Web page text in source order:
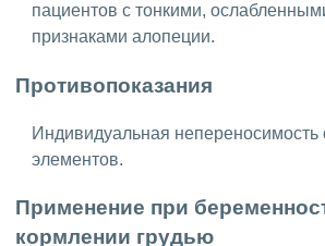
пациентов с тонкими,
признаками алопеции.
Противопоказания
Индивидуальная
элементов.
Применение при
кормлении грудью